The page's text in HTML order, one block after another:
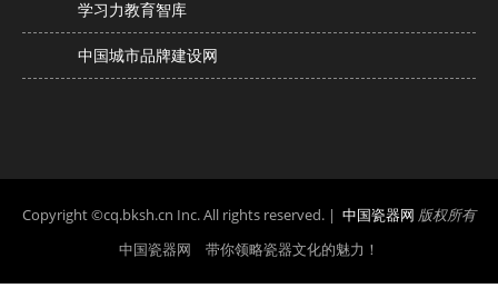
学习力教育智库
中国城市品牌建设网
Copyright ©cq.bksh.cn Inc. All rights reserved. | 中国瓷器网 版权所有
中国瓷器网 带你领略瓷器文化的魅力！